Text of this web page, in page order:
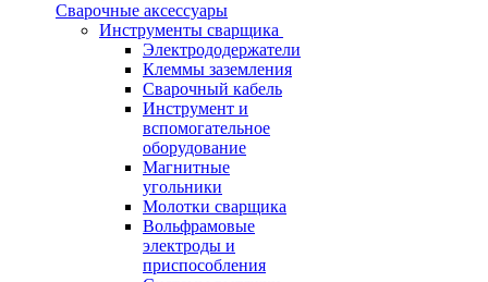
Сварочные аксессуары
Инструменты сварщика
Электрододержатели
Клеммы заземления
Сварочный кабель
Инструмент и
вспомогательное
оборудование
Магнитные
угольники
Молотки сварщика
Вольфрамовые
электроды и
приспособления